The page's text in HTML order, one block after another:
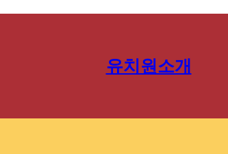
유치원소개